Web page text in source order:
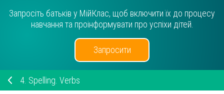
Запросіть батьків у МійКлас, щоб включити їх до процесу
навчання та проінформувати про успіхи дітей.
Запросити
4. Spelling. Verbs